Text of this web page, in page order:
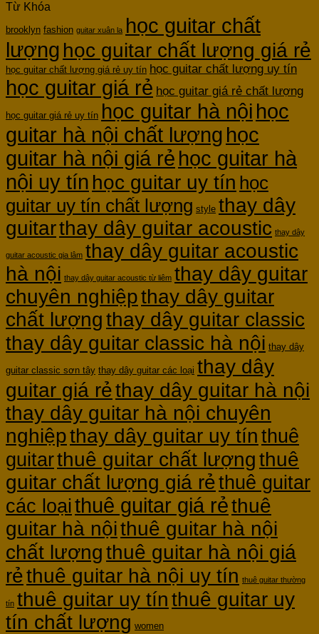
Từ Khóa
brooklyn fashion guitar xuân la học guitar chất
lượng học guitar chất lượng giá rẻ
học guitar chất lượng giá rẻ uy tín học guitar chất lượng uy tín
học guitar giá rẻ học guitar giá rẻ chất lượng
học guitar giá rẻ uy tín học guitar hà nội học
guitar hà nội chất lượng học
guitar hà nội giá rẻ học guitar hà
nội uy tín học guitar uy tín học
guitar uy tín chất lượng style thay dây
guitarthay dây guitar acoustic thay dây
guitar acoustic gia lâm thay dây guitar acoustic
hà nội thay dây guitar acoustic từ liêm thay dây guitar
chuyên nghiệpthay dây guitar
chất lượngthay dây guitar classic
thay dây guitar classic hà nội thay dây
guitar classic sơn tây thay dây guitar các loại thay dây
guitar giá rẻthay dây guitar hà nội
thay dây guitar hà nội chuyên
nghiệpthay dây guitar uy tín thuê
guitarthuê guitar chất lượngthuê
guitar chất lượng giá rẻthuê guitar
các loạithuê guitar giá rẻthuê
guitar hà nộithuê guitar hà nội
chất lượngthuê guitar hà nội giá
rẻthuê guitar hà nội uy tín thuê guitar thường
tín thuê guitar uy tínthuê guitar uy
tín chất lượng women